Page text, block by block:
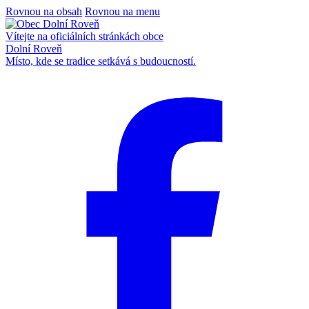
Rovnou na obsah Rovnou na menu
Vítejte na oficiálních stránkách obce
Dolní Roveň
Místo, kde se tradice setkává s budoucností.